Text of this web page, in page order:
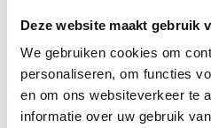
Deze website maakt gebruik
We gebruiken cookies om
personaliseren, om functies
en om ons websiteverkeer te
informatie over uw gebruik
Specificaties
Riverdale